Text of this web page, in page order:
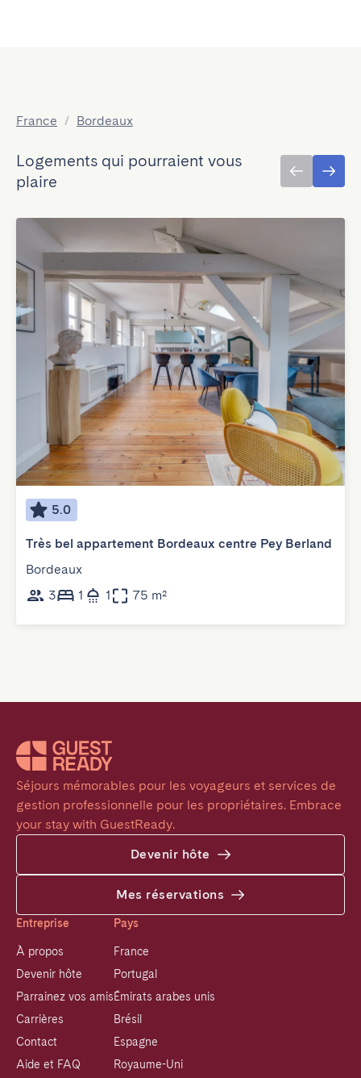
France / Bordeaux
Logements qui pourraient vous
plaire
5.0
Très bel appartement Bordeaux centre Pey Berland
Bordeaux
3
1 1 75 m²
Séjours mémorables pour les voyageurs et services de
gestion professionnelle pour les propriétaires. Embrace
your stay with GuestReady.
Devenir hôte
Mes réservations
Entreprise
À propos
Devenir hôte
Parrainez vos amis
Carrières
Contact
Aide et FAQ
Pays
France
Portugal
Émirats arabes unis
Brésil
Espagne
Royaume-Uni